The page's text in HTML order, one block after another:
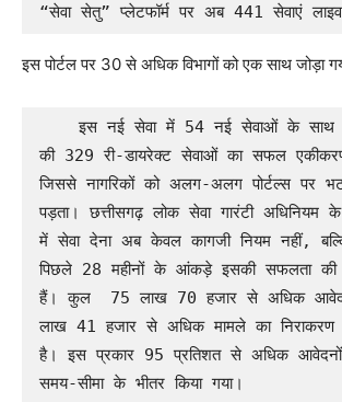
“सेवा सेतु” प्लेटफॉर्म पर अब 441 सेवाएं
इस पोर्टल पर 30 से अधिक विभागों को एक साथ जोड़ा
    इस नई सेवा में 54 नई सेवाओं के साथ विभिन्न विभागों
की 329 री-डायरेक्ट सेवाओं का सफल
जिससे नागरिकों को अलग-अलग पोर्टल्स पर
पड़ता। छत्तीसगढ़ लोक सेवा गारंटी अधिनियम
में सेवा देना अब केवल कागजी नियम नहीं,
पिछले 28 महीनों के आंकड़े इसकी सफलता की
हैं। कुल  75 लाख 70 हजार से अधिक
लाख 41 हजार से अधिक मामले का निराकरण
है। इस प्रकार 95 प्रतिशत से अधिक आवेदनों
समय-सीमा के भीतर किया गया।